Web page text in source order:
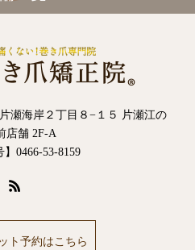
瀬海岸２丁目８−１５ 片瀬江の
店舗 2F-A
】0466-53-8159
ト予約はこちら